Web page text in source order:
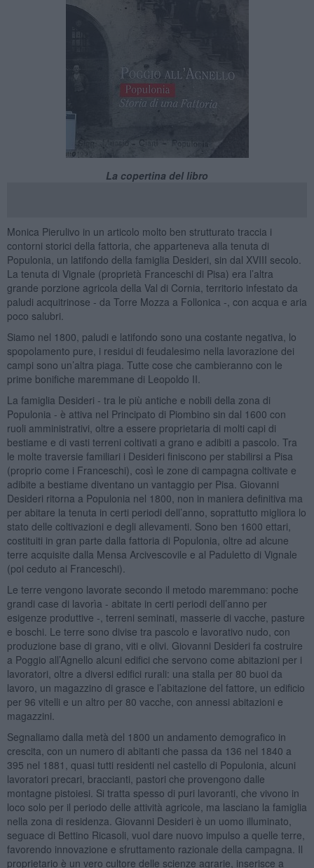
La copertina del libro
Monica Pierulivo in un articolo molto ben strutturato traccia i
contorni storici della fattoria, che apparteneva alla tenuta di
Populonia, un latifondo della famiglia Desideri, sin dal XVIII secolo.
La tenuta di Vignale (proprietà Franceschi di Pisa) era l’altra
grande porzione agricola della Val di Cornia, territorio infestato da
paludi acquitrinose - da Torre Mozza a Follonica -, con acqua e aria
poco salubri.
Siamo nel 1800, paludi e latifondo sono una costante negativa, lo
spopolamento pure, i residui di feudalesimo nella lavorazione dei
campi sono un’altra piaga. Tutte cose che cambieranno con le
prime bonifiche maremmane di Leopoldo II.
La famiglia Desideri - tra le più antiche e nobili della zona di
Populonia - è attiva nel Principato di Piombino sin dal 1600 con
ruoli amministrativi, oltre a essere proprietaria di molti capi di
bestiame e di vasti terreni coltivati a grano e adibiti a pascolo. Tra
le molte traversie familiari i Desideri finiscono per stabilirsi a Pisa
(proprio come i Franceschi), così le zone di campagna coltivate e
adibite a bestiame diventano un vantaggio per Pisa. Giovanni
Desideri ritorna a Populonia nel 1800, non in maniera definitiva ma
per abitare la tenuta in certi periodi dell’anno, soprattutto migliora lo
stato delle coltivazioni e degli allevamenti. Sono ben 1600 ettari,
costituiti in gran parte dalla fattoria di Populonia, oltre ad alcune
terre acquisite dalla Mensa Arcivescovile e al Paduletto di Vignale
(poi ceduto ai Franceschi).
Le terre vengono lavorate secondo il metodo maremmano: poche
grandi case di lavorìa - abitate in certi periodi dell’anno per
esigenze produttive -, terreni seminati, masserie di vacche, pasture
e boschi. Le terre sono divise tra pascolo e lavorativo nudo, con
produzione base di grano, viti e olivi. Giovanni Desideri fa costruire
a Poggio all’Agnello alcuni edifici che servono come abitazioni per i
lavoratori, oltre a diversi edifici rurali: una stalla per 80 buoi da
lavoro, un magazzino di grasce e l’abitazione del fattore, un edificio
per 96 vitelli e un altro per 80 vacche, con annessi abitazioni e
magazzini.
Segnaliamo dalla metà del 1800 un andamento demografico in
crescita, con un numero di abitanti che passa da 136 nel 1840 a
395 nel 1881, quasi tutti residenti nel castello di Populonia, alcuni
lavoratori precari, braccianti, pastori che provengono dalle
montagne pistoiesi. Si tratta spesso di puri lavoranti, che vivono in
loco solo per il periodo delle attività agricole, ma lasciano la famiglia
nella zona di residenza. Giovanni Desideri è un uomo illuminato,
seguace di Bettino Ricasoli, vuol dare nuovo impulso a quelle terre,
favorendo innovazione e sfruttamento razionale della campagna. Il
proprietario è un vero cultore delle scienze agrarie, inserisce a